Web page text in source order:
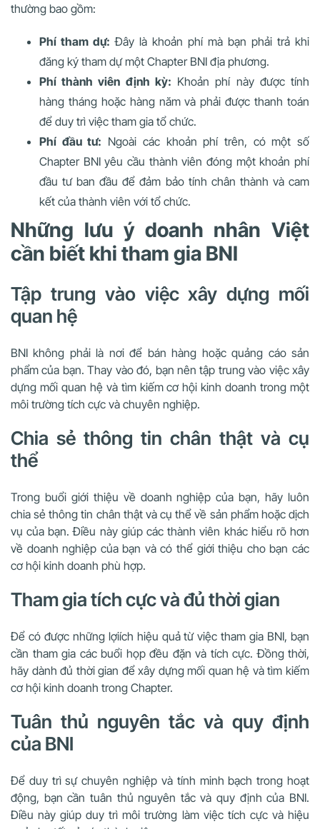
thường bao gồm:
Phí tham dự: Đây là khoản phí mà bạn phải trả khi
đăng ký tham dự một Chapter BNI địa phương.
Phí thành viên định kỳ: Khoản phí này được tính
hàng tháng hoặc hàng năm và phải được thanh toán
để duy trì việc tham gia tổ chức.
Phí đầu tư: Ngoài các khoản phí trên, có một số
Chapter BNI yêu cầu thành viên đóng một khoản phí
đầu tư ban đầu để đảm bảo tính chân thành và cam
kết của thành viên với tổ chức.
Những lưu ý doanh nhân Việt
cần biết khi tham gia BNI
Tập trung vào việc xây dựng mối
quan hệ
BNI không phải là nơi để bán hàng hoặc quảng cáo sản
phẩm của bạn. Thay vào đó, bạn nên tập trung vào việc xây
dựng mối quan hệ và tìm kiếm cơ hội kinh doanh trong một
môi trường tích cực và chuyên nghiệp.
Chia sẻ thông tin chân thật và cụ
thể
Trong buổi giới thiệu về doanh nghiệp của bạn, hãy luôn
chia sẻ thông tin chân thật và cụ thể về sản phẩm hoặc dịch
vụ của bạn. Điều này giúp các thành viên khác hiểu rõ hơn
về doanh nghiệp của bạn và có thể giới thiệu cho bạn các
cơ hội kinh doanh phù hợp.
Tham gia tích cực và đủ thời gian
Để có được những lợiích hiệu quả từ việc tham gia BNI, bạn
cần tham gia các buổi họp đều đặn và tích cực. Đồng thời,
hãy dành đủ thời gian để xây dựng mối quan hệ và tìm kiếm
cơ hội kinh doanh trong Chapter.
Tuân thủ nguyên tắc và quy định
của BNI
Để duy trì sự chuyên nghiệp và tính minh bạch trong hoạt
động, bạn cần tuân thủ nguyên tắc và quy định của BNI.
Điều này giúp duy trì môi trường làm việc tích cực và hiệu